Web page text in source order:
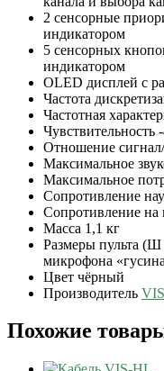
2 сенсорные
индикатором
5 сенсорных
индикатором
OLED дисплей с
Частота
Частотная
Чувствительность
Отношение
Максимальное
Максимальное
Сопротивление
Сопротивление на
Масса 1,1 кг
Размеры пульта
микрофона
Цвет чёрный
Производитель
Похожие